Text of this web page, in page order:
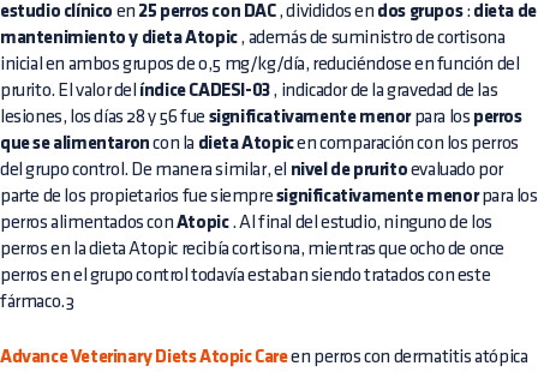
estudio clínico en 25 perros con DAC, divididos en dos grupos: dieta de
mantenimiento y dieta Atopic, además de suministro de cortisona
inicial en ambos grupos de 0,5 mg/kg/día, reduciéndose en función del
prurito. El valor del índice CADESI-03, indicador de la gravedad de las
lesiones, los días 28 y 56 fue significativamente menorpara los perros
que se alimentaron con la dieta Atopicen comparación con los perros
del grupo control. De manera similar, el nivel de prurito evaluado por
parte de los propietarios fue siempre significativamente menorpara los
perros alimentados con Atopic. Al final del estudio, ninguno de los
perros en la dieta Atopic recibía cortisona, mientras que ocho de once
perros en el grupo control todavía estaban siendo tratados con este
fármaco.3
Advance Veterinary Diets Atopic Careen perros con dermatitis atópica